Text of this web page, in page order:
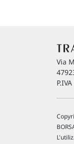
Via